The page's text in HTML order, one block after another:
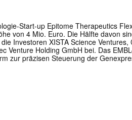
Start-up Epitome Therapeutics
von 4 Mio. Euro. Die Hälfte davon
Investoren XISTA Science Ventures,
Venture Holding GmbH bei. Das
zur präzisen Steuerung der